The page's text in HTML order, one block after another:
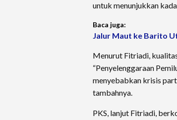
untuk menunjukkan
Baca juga:
Jalur Maut ke Barito
Menurut Fitriadi,
“Penyelenggaraan
menyebabkan krisis
tambahnya.
PKS, lanjut Fitriadi,